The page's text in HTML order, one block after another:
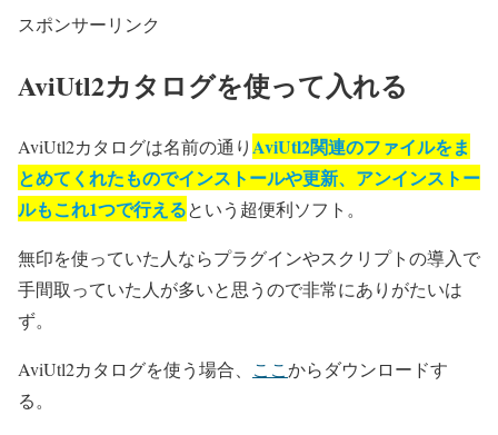
スポンサーリンク
AviUtl2カタログを使って入れる
AviUtl2カタログは名前の通りAviUtl2関連のファイルをま
とめてくれたものでインストールや更新、アンインストー
ルもこれ1つで行えるという超便利ソフト。
無印を使っていた人ならプラグインやスクリプトの導入で
手間取っていた人が多いと思うので非常にありがたいは
ず。
AviUtl2カタログを使う場合、 ここからダウンロードす
る。